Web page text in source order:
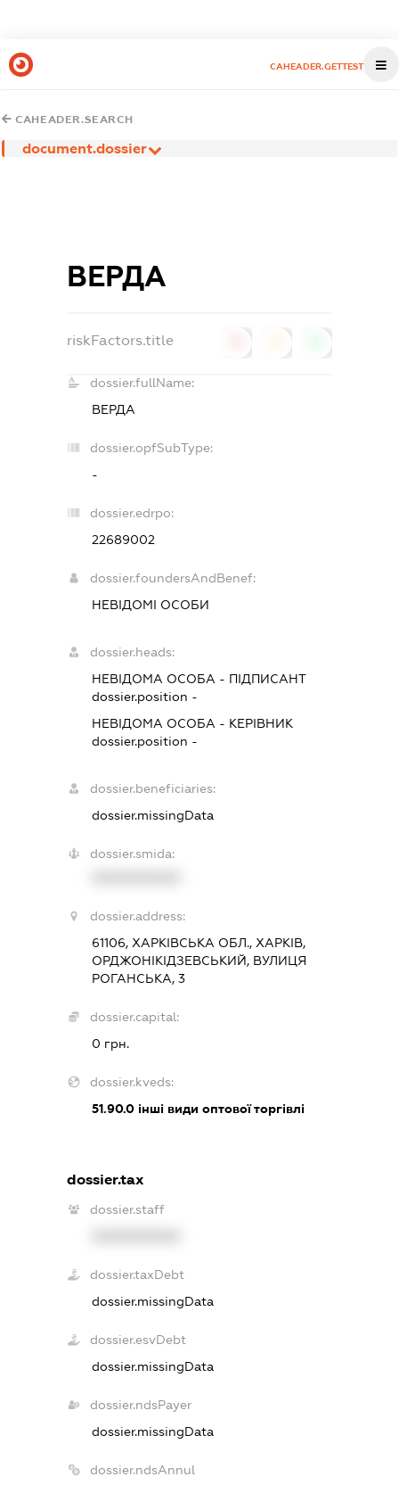
CAHEADER.GETTEST
CAHEADER.SEARCH
document.dossier
ВЕРДА
riskFactors.title
dossier.fullName:
ВЕРДА
dossier.opfSubType:
-
dossier.edrpo:
22689002
dossier.foundersAndBenef:
НЕВІДОМІ ОСОБИ
dossier.heads:
НЕВІДОМА ОСОБА - ПІДПИСАНТ
dossier.position -
НЕВІДОМА ОСОБА - КЕРІВНИК
dossier.position -
dossier.beneficiaries:
dossier.missingData
dossier.smida:
dossier.address:
61106, ХАРКІВСЬКА ОБЛ., ХАРКІВ,
ОРДЖОНІКІДЗЕВСЬКИЙ, ВУЛИЦЯ
РОГАНСЬКА, 3
dossier.capital:
0 грн.
dossier.kveds:
51.90.0інші види оптової торгівлі
dossier.tax
dossier.staff
dossier.taxDebt
dossier.missingData
dossier.esvDebt
dossier.missingData
dossier.ndsPayer
dossier.missingData
dossier.ndsAnnul